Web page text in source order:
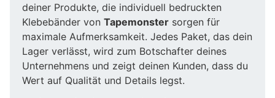
deiner Produkte, die individuell bedruckten
Klebebänder von Tapemonster sorgen für
maximale Aufmerksamkeit. Jedes Paket, das dein
Lager verlässt, wird zum Botschafter deines
Unternehmens und zeigt deinen Kunden, dass du
Wert auf Qualität und Details legst.